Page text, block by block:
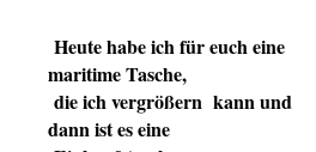
Heute habe ich für euch eine
maritime Tasche,
die ich vergrößern kann und
dann ist es eine